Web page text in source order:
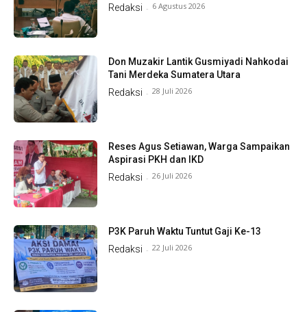
Redaksi - 6 Agustus 2026
Don Muzakir Lantik Gusmiyadi Nahkodai
Tani Merdeka Sumatera Utara
Redaksi - 28 Juli 2026
Reses Agus Setiawan, Warga Sampaikan
Aspirasi PKH dan IKD
Redaksi - 26 Juli 2026
P3K Paruh Waktu Tuntut Gaji Ke-13
Redaksi - 22 Juli 2026